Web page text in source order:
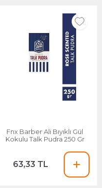
Fnx Barber Ali Bıyıklı Gül
Kokulu Talk Pudra 250 Gr
63,33 TL